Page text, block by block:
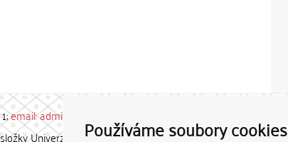
Používáme soubory cookies
email: admin-repozitar [at] cuni.cz
Univerzity Karlovy. / Each constituent